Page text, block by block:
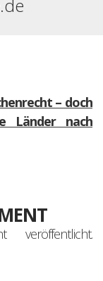
– doch
Länder nach
veröffentlicht.